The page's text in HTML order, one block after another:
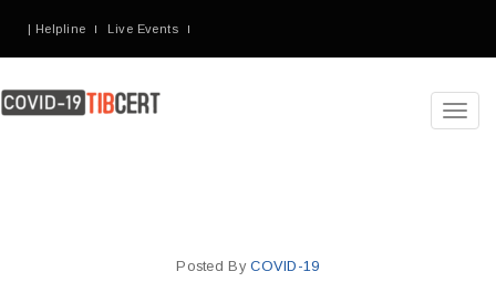
| Helpline Live Events
Posted ByCOVID-19